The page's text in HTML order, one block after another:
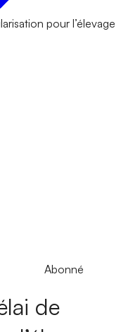
pour l’élevage
Abonné
de